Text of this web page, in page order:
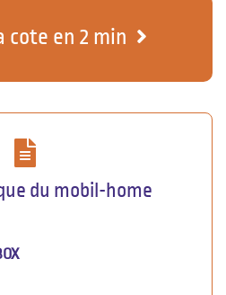
cote en 2 min
du mobil-home